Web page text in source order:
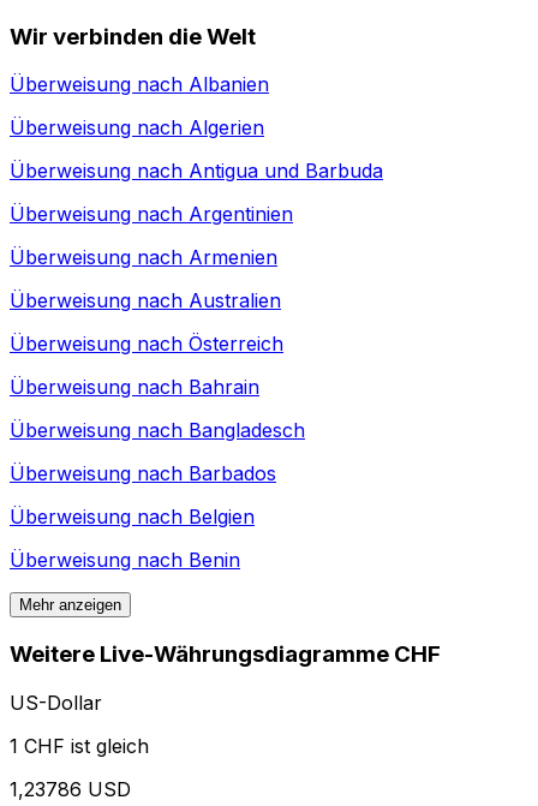
Wir verbinden die Welt
Überweisung nach Albanien
Überweisung nach Algerien
Überweisung nach Antigua und Barbuda
Überweisung nach Argentinien
Überweisung nach Armenien
Überweisung nach Australien
Überweisung nach Österreich
Überweisung nach Bahrain
Überweisung nach Bangladesch
Überweisung nach Barbados
Überweisung nach Belgien
Überweisung nach Benin
Mehr anzeigen
Weitere Live-Währungsdiagramme CHF
US-Dollar
1 CHF ist gleich
1,23786 USD